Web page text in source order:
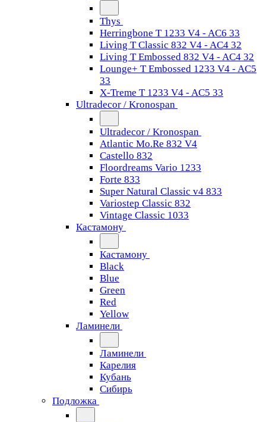
Thys
Herringbone T 1233 V4 - AC6 33
Living T Classic 832 V4 - AC4 32
Living T Embossed 832 V4 - AC4 32
Lounge+ T Embossed 1233 V4 - AC5
33
X-Treme T 1233 V4 - AC5 33
Ultradecor / Kronospan
Ultradecor / Kronospan
Atlantic Mo.Re 832 V4
Castello 832
Floordreams Vario 1233
Forte 833
Super Natural Classic v4 833
Variostep Classic 832
Vintage Classic 1033
Кастамону
Кастамону
Black
Blue
Green
Red
Yellow
Ламинели
Ламинели
Карелия
Кубань
Сибирь
Подложка